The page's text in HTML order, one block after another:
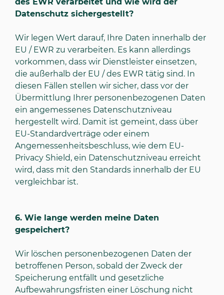
Datenschutz sichergestellt?
Wir legen Wert darauf, Ihre Daten innerhalb der
EU / EWR zu verarbeiten. Es kann allerdings
vorkommen, dass wir Dienstleister einsetzen,
die außerhalb der EU / des EWR tätig sind. In
diesen Fällen stellen wir sicher, dass vor der
Übermittlung Ihrer personenbezogenen Daten
ein angemessenes Datenschutzniveau
hergestellt wird. Damit ist gemeint, dass über
EU-Standardverträge oder einem
Angemessenheitsbeschluss, wie dem EU-
Privacy Shield, ein Datenschutzniveau erreicht
wird, dass mit den Standards innerhalb der EU
vergleichbar ist.
6. Wie lange werden meine Daten
gespeichert?
Wir löschen personenbezogenen Daten der
betroffenen Person, sobald der Zweck der
Speicherung entfällt und gesetzliche
Aufbewahrungsfristen einer Löschung nicht